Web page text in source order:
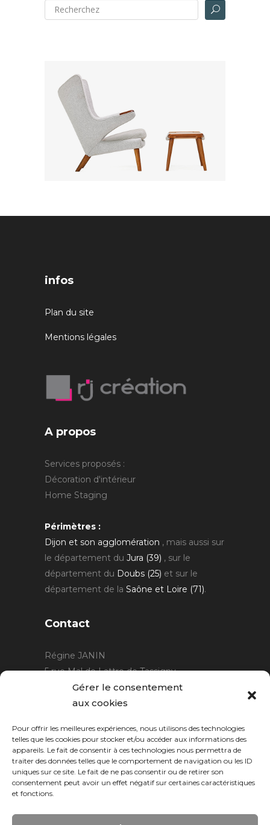
Gérer le consentement
aux cookies
Pour offrir les meilleures expériences, nous utilisons des technologies
telles que les cookies pour stocker et/ou accéder aux informations des
appareils. Le fait de consentir à ces technologies nous permettra de
traiter des données telles que le comportement de navigation ou les ID
uniques sur ce site. Le fait de ne pas consentir ou de retirer son
consentement peut avoir un effet négatif sur certaines caractéristiques
et fonctions.
infos
Plan du site
Mentions légales
A propos
Services proposés :
Décoration d'intérieur
Home Staging
Périmètres :
Dijon et son agglomération , mais aussi sur
le département du Jura (39) , sur le
département du Doubs (25) et sur le
département de la Saône et Loire (71).
Contact
Régine JANIN
5 rue Mal de Lattre de Tassigny
21220 Gevrey Chambertin
06 15 15 80 29
Horaires :sur rendez-vous.